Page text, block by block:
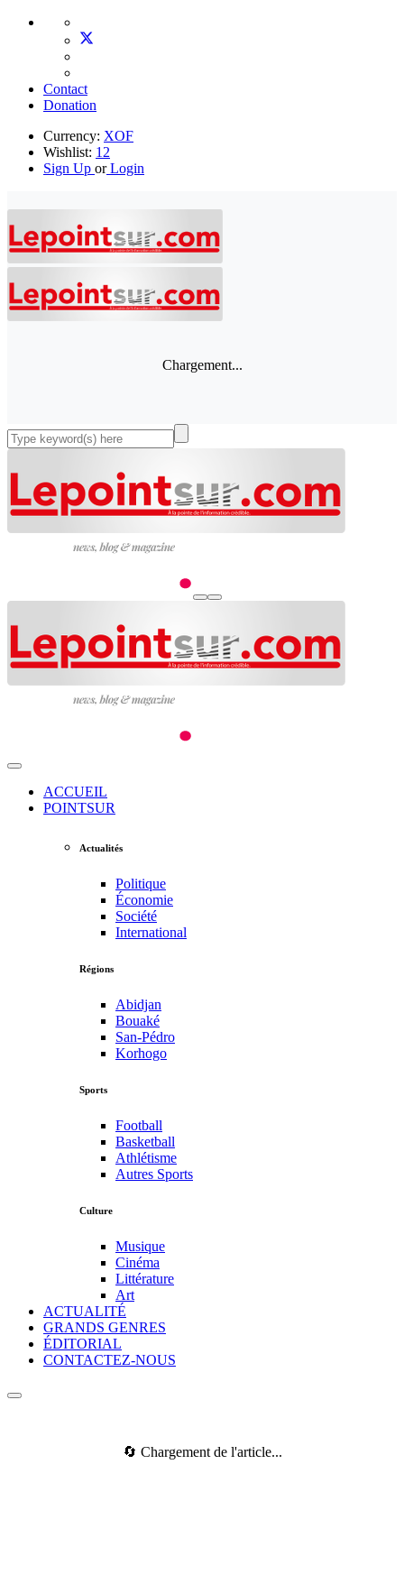
Contact
Donation
Currency: XOF
Wishlist: 12
Sign Up orLogin
Chargement...
ACCUEIL
POINTSUR
Actualités
Politique
Économie
Société
International
Régions
Abidjan
Bouaké
San-Pédro
Korhogo
Sports
Football
Basketball
Athlétisme
Autres Sports
Culture
Musique
Cinéma
Littérature
Art
ACTUALITÉ
GRANDS GENRES
ÉDITORIAL
CONTACTEZ-NOUS
🔄 Chargement de l'article...